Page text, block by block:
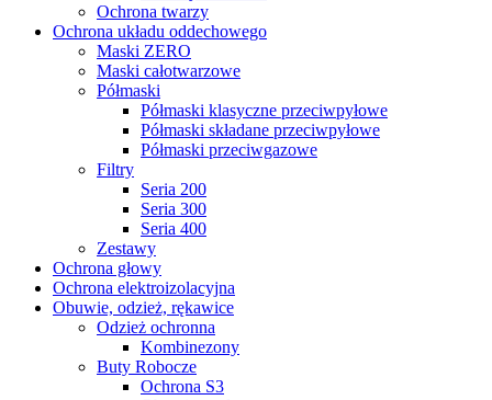
Ochrona twarzy
Ochrona układu oddechowego
Maski ZERO
Maski całotwarzowe
Półmaski
Półmaski klasyczne przeciwpyłowe
Półmaski składane przeciwpyłowe
Półmaski przeciwgazowe
Filtry
Seria 200
Seria 300
Seria 400
Zestawy
Ochrona głowy
Ochrona elektroizolacyjna
Obuwie, odzież, rękawice
Odzież ochronna
Kombinezony
Buty Robocze
Ochrona S3